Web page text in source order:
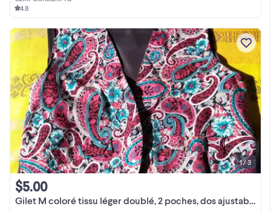
4.8
Gilet M coloré tissu léger doublé, 2 poches, dos ajustable
$5.00
1 / 3